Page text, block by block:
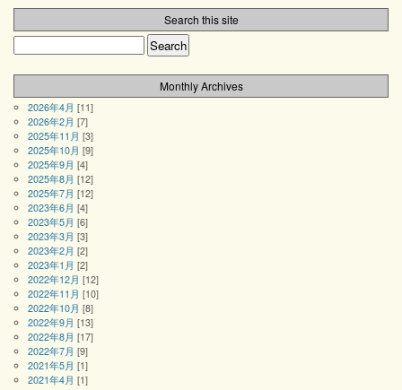
Search this site
Monthly Archives
2026年4月 [11]
2026年2月 [7]
2025年11月 [3]
2025年10月 [9]
2025年9月 [4]
2025年8月 [12]
2025年7月 [12]
2023年6月 [4]
2023年5月 [6]
2023年3月 [3]
2023年2月 [2]
2023年1月 [2]
2022年12月 [12]
2022年11月 [10]
2022年10月 [8]
2022年9月 [13]
2022年8月 [17]
2022年7月 [9]
2021年5月 [1]
2021年4月 [1]